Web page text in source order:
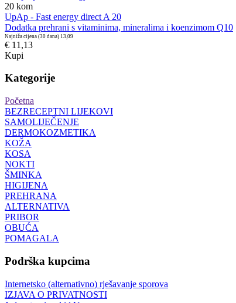
20 kom
UpAp - Fast energy direct A 20
Dodatka prehrani s vitaminima, mineralima i koenzimom Q10
Najniža cijena (30 dana) 13,09
€ 11,13
Kupi
Kategorije
Početna
BEZRECEPTNI LIJEKOVI
SAMOLIJEČENJE
DERMOKOZMETIKA
KOŽA
KOSA
NOKTI
ŠMINKA
HIGIJENA
PREHRANA
ALTERNATIVA
PRIBOR
OBUĆA
POMAGALA
Podrška kupcima
Internetsko (alternativno) rješavanje sporova
IZJAVA O PRIVATNOSTI